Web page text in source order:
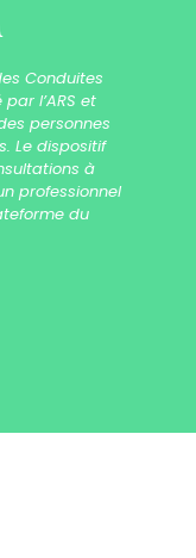
Conduites
l’ARS et
personnes
Le dispositif
à
professionnel
du